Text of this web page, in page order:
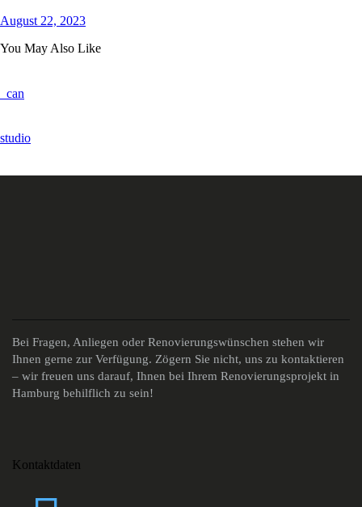
August 22, 2023
You May Also Like
_can
studio
Bei Fragen, Anliegen oder Renovierungswünschen stehen wir
Ihnen gerne zur Verfügung. Zögern Sie nicht, uns zu kontaktieren
– wir freuen uns darauf, Ihnen bei Ihrem Renovierungsprojekt in
Hamburg behilflich zu sein!
Kontaktdaten